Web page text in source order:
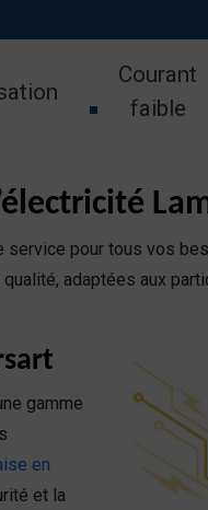
Courant
faible
pour tous vos
adaptées aux
gamme
en
et la